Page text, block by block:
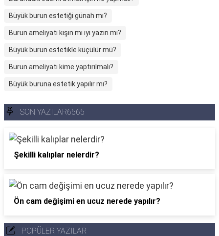
Büyük burun estetiği günah mı?
Burun ameliyatı kışın mı iyi yazın mı?
Büyük burun estetikle küçülür mü?
Burun ameliyatı kime yaptırılmalı?
Büyük buruna estetik yapılır mı?
SON YAZILAR6565
Şekilli kalıplar nelerdir?
Ön cam değişimi en ucuz nerede yapılır?
POPÜLER YAZILAR